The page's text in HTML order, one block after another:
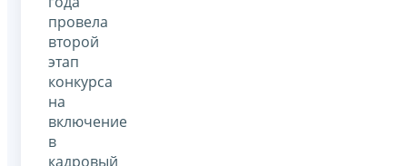
провела
второй
этап
конкурса
на
включение
в
кадровый